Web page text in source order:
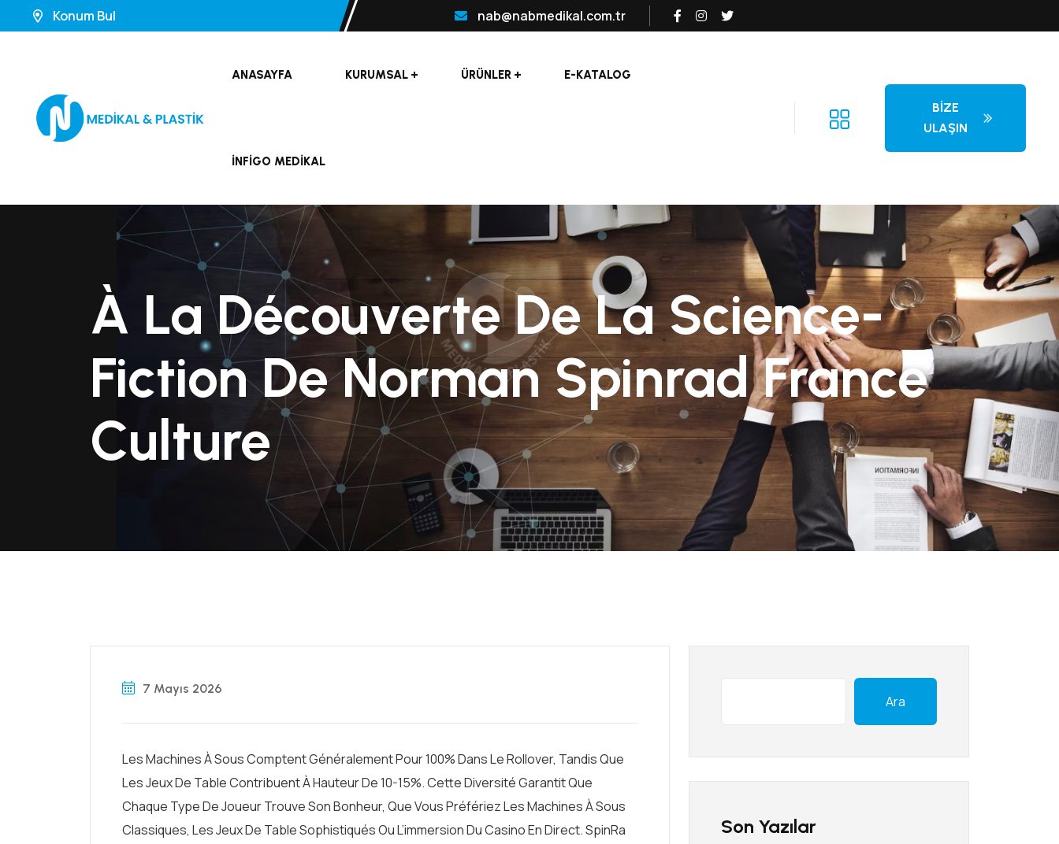
Konum Bul nab@nabmedikal.com.tr
ANASAYFA KURUMSAL ÜRÜNLER E-KATALOG
İNFIGO MEDIKAL
BIZE
ULAŞIN
À La Découverte De La Science-
Fiction De Norman Spinrad France
Culture
7 Mayıs 2026
Les Machines À Sous Comptent Généralement Pour 100% Dans Le Rollover, Tandis Que
Les Jeux De Table Contribuent À Hauteur De 10-15%. Cette Diversité Garantit Que
Chaque Type De Joueur Trouve Son Bonheur, Que Vous Préfériez Les Machines À Sous
Classiques, Les Jeux De Table Sophistiqués Ou L’immersion Du Casino En Direct. SpinRa
Ara
Son Yazılar